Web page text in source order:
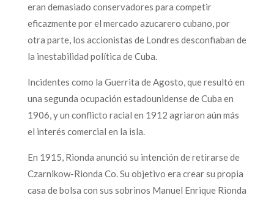
eran demasiado conservadores para competir
eficazmente por el mercado azucarero cubano, por
otra parte, los accionistas de Londres desconfiaban de
la inestabilidad política de Cuba.
Incidentes como la Guerrita de Agosto, que resultó en
una segunda ocupación estadounidense de Cuba en
1906, y un conflicto racial en 1912 agriaron aún más
el interés comercial en la isla.
En 1915, Rionda anunció su intención de retirarse de
Czarnikow-Rionda Co. Su objetivo era crear su propia
casa de bolsa con sus sobrinos Manuel Enrique Rionda